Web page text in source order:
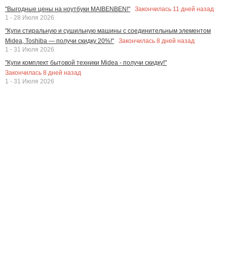
"Выгодные цены на ноутбуки MAIBENBEN!"
Закончилась 11 дней назад
1 - 28 Июля 2026
"Купи стиральную и сушильную машины с соединительным элементом
Midea, Toshiba — получи скидку 20%!"
Закончилась 8 дней назад
1 - 31 Июля 2026
"Купи комплект бытовой техники Midea - получи скидку!"
Закончилась 8 дней назад
1 - 31 Июля 2026